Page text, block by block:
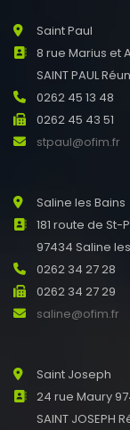
Saint Paul
8 rue Marius et
SAINT PAUL
0262 45 13 48
0262 45 43 51
stpaul@ofim.fr
Saline les Bains
181 route de St-
97434 Saline
0262 34 27 28
0262 34 27 29
saline@ofim.fr
Saint Joseph
24 rue Maury
SAINT JOSEPH